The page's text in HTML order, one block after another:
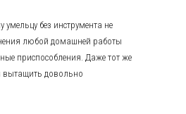
без инструмента не
любой домашней работы
приспособления. Даже тот же
вытащить довольно